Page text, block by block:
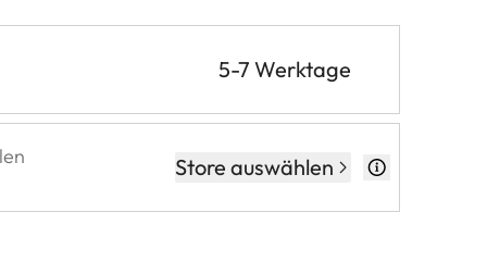
5-7 Werktage
Store auswählen